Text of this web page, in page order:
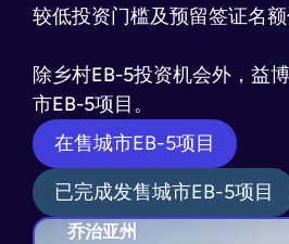
较低投资门槛及预留签证名额
除乡村EB-5投资机会外，益
市EB-5项目。
在售城市EB-5项目
已完成发售城市EB-5项目
乔治亚州
乔治亚州